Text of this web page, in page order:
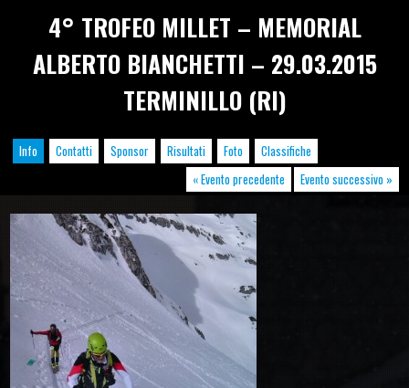
4° TROFEO MILLET – MEMORIAL
ALBERTO BIANCHETTI – 29.03.2015
TERMINILLO (RI)
Info Contatti Sponsor Risultati Foto
Classifiche
« Evento precedente
Evento successivo »